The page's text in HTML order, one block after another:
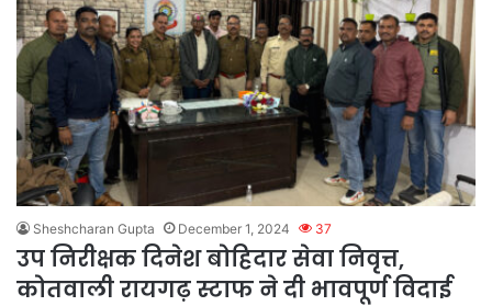
Sheshcharan Gupta December 1, 2024 37
उप निरीक्षक दिनेश बोहिदार सेवा निवृत्त,
कोतवाली रायगढ़ स्टाफ ने दी भावपूर्ण विदाई